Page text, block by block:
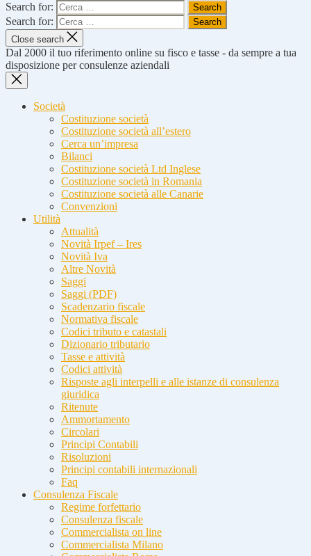
Search for:
Search for:
Close search
Dal 2000 il tuo riferimento online su fisco e tasse - da sempre a tua
disposizione per consulenze aziendali
Società
Costituzione società
Costituzione società all’estero
Cerca un’impresa
Bilanci
Costituzione società Ltd Inglese
Costituzione società in Romania
Costituzione società alle Canarie
Convenzioni
Utilità
Attualità
Novità Irpef – Ires
Novità Iva
Altre Novità
Saggi
Saggi (PDF)
Scadenzario fiscale
Normativa fiscale
Codici tributo e catastali
Dizionario tributario
Tasse e attività
Codici attività
Risposte agli interpelli e alle istanze di consulenza
giuridica
Ritenute
Ammortamento
Circolari
Principi Contabili
Risoluzioni
Principi contabili internazionali
Faq
Consulenza Fiscale
Regime forfettario
Consulenza fiscale
Commercialista on line
Commercialista Milano